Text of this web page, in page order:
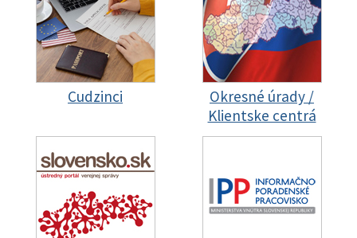
Cudzinci
Okresné úrady /
Klientske centrá